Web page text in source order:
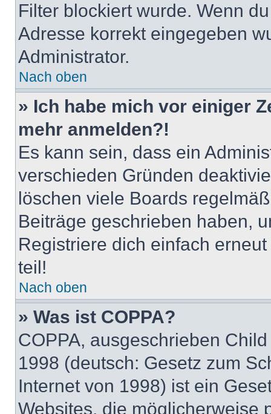
Filter blockiert wurde. Wenn
Adresse korrekt eingegeben
Administrator.
Nach oben
» Ich habe mich vor einiger
mehr anmelden?!
Es kann sein, dass ein
verschieden Gründen
löschen viele Boards
Beiträge geschrieben haben,
Registriere dich einfach
teil!
Nach oben
» Was ist COPPA?
COPPA, ausgeschrieben
1998 (deutsch: Gesetz zum
Internet von 1998) ist ein
Websites, die möglicherweise